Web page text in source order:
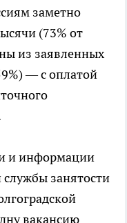
заметно
(73% от
из заявленных
— с оплатой
и информации
службы занятости
вакансию